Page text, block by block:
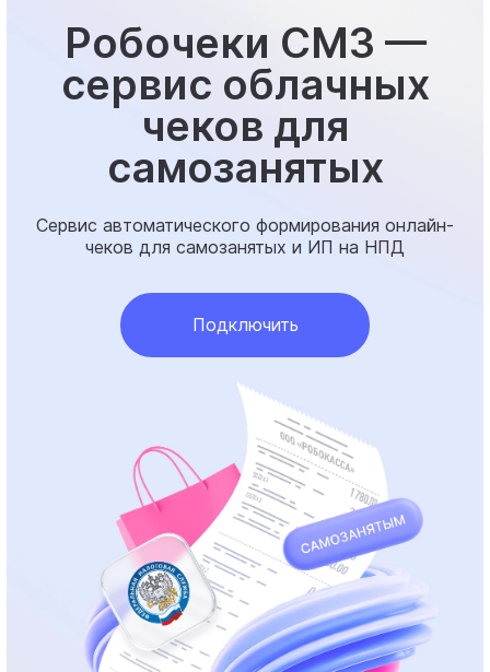
Робочеки СМЗ —
сервис облачных
чеков для
самозанятых
Сервис автоматического формирования онлайн-
чеков для самозанятых и ИП на НПД
Подключить